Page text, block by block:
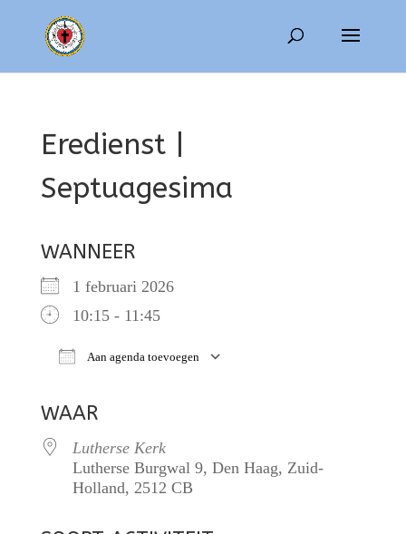
Eredienst |
Septuagesima
WANNEER
1 februari 2026
10:15 - 11:45
Aan agenda toevoegen
WAAR
Lutherse Kerk
Lutherse Burgwal 9, Den Haag, Zuid-
Holland, 2512 CB